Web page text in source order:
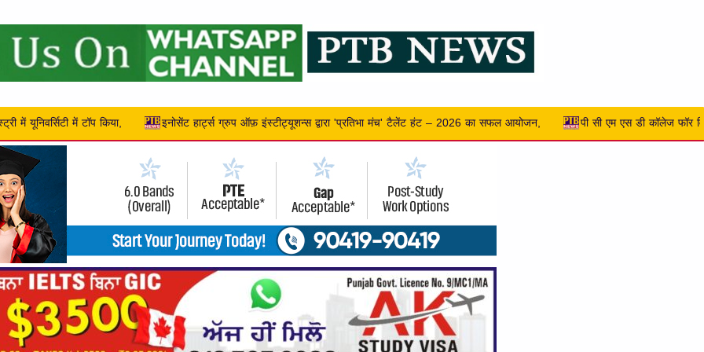
ऑफ़ इंस्टीट्यूशन्स द्वारा 'प्रतिभा मंच' टैलेंट हंट – 2026 का सफल आयोजन, पी सी एम एस डी कॉलेज फॉर विमेन, जालंधर ने क्रिएटिविटी, सस्टेनेबिलिटी और